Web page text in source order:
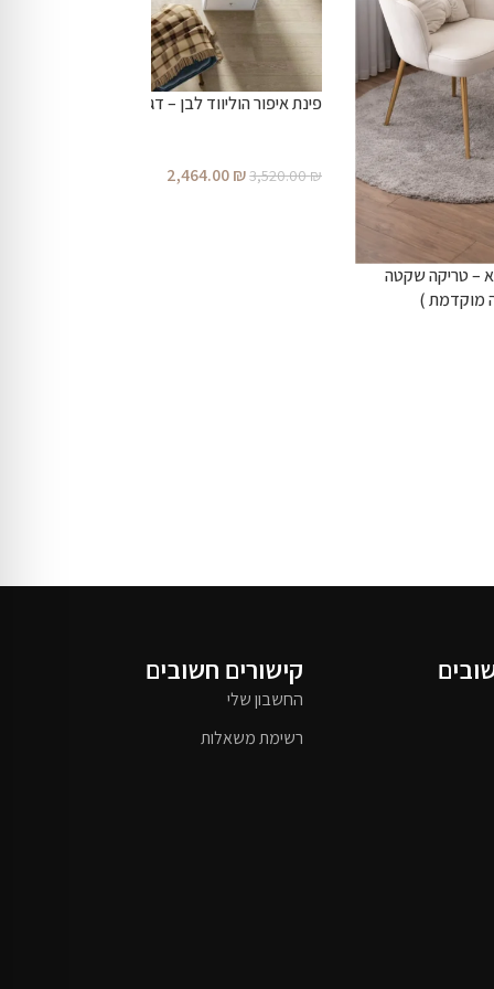
– טריקה שקטה
מוקדמת )
פינת איפור הוליווד לבן – דגם הוליווד
3,520.00₪
2,464.00₪
קישורים חשובים
החשבון שלי
רשימת משאלות